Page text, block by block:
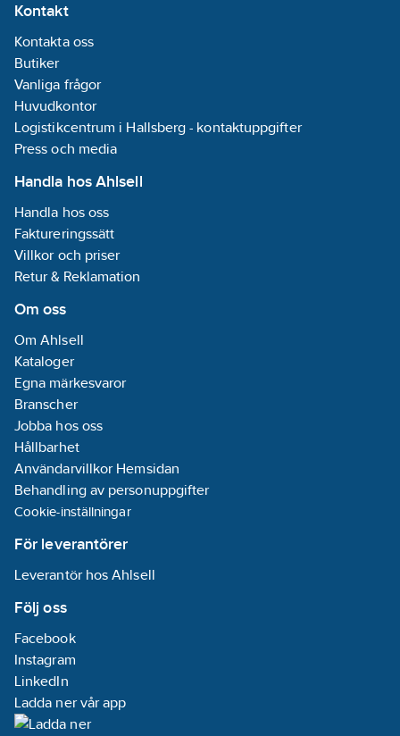
Kontakt
Kontakta oss
Butiker
Vanliga frågor
Huvudkontor
Logistikcentrum i Hallsberg - kontaktuppgifter
Press och media
Handla hos Ahlsell
Handla hos oss
Faktureringssätt
Villkor och priser
Retur & Reklamation
Om oss
Om Ahlsell
Kataloger
Egna märkesvaror
Branscher
Jobba hos oss
Hållbarhet
Användarvillkor Hemsidan
Behandling av personuppgifter
Cookie-inställningar
För leverantörer
Leverantör hos Ahlsell
Följ oss
Facebook
Instagram
LinkedIn
Ladda ner vår app